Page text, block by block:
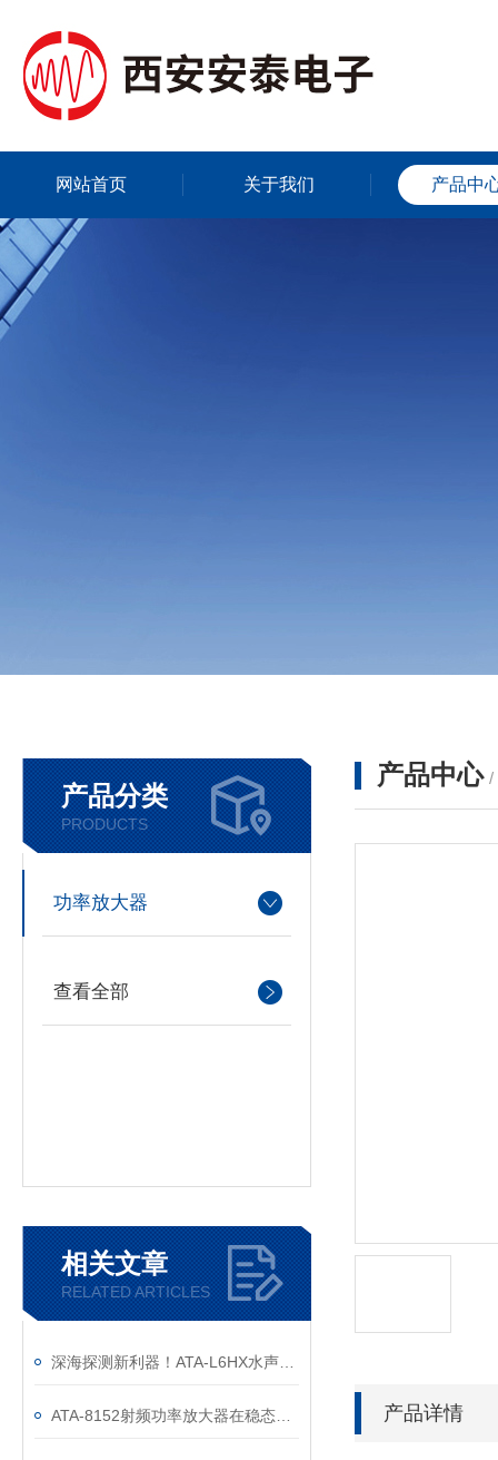
网站首页 关于我们 产品中
产品分类
PRODUCTS
功率放大器
查看全部
相关文章
RELATED ARTICLES
产品中心 /
产品详情